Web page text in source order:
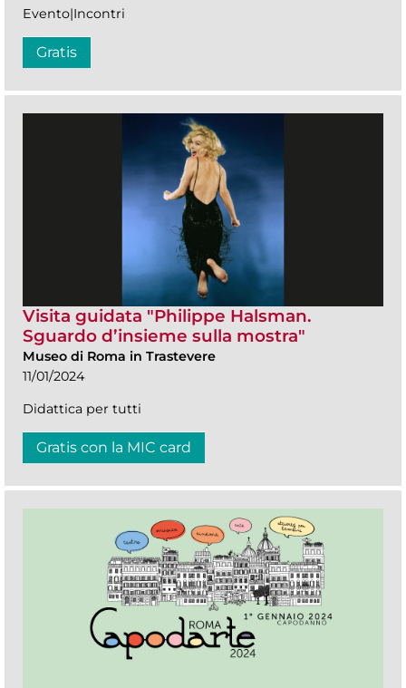
Evento|Incontri
Gratis
Visita guidata "Philippe Halsman.
Sguardo d’insieme sulla mostra"
Museo di Roma in Trastevere
11/01/2024
Didattica per tutti
Gratis con la MIC card